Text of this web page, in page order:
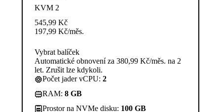
KVM 2
545,99 Kč
197,99 Kč/měs.
Vybrat balíček
Automatické obnovení za 380,99 Kč/měs. na 2
let. Zrušit lze kdykoli.
Počet jader vCPU: 2
RAM: 8 GB
Prostor na NVMe disku: 100 GB